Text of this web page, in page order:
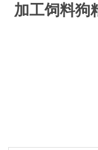
加工饲料狗